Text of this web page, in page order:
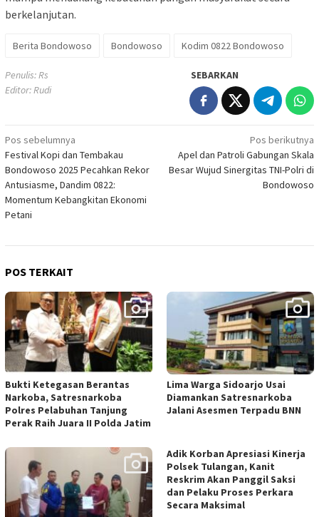
berkelanjutan.
Berita Bondowoso Bondowoso Kodim 0822 Bondowoso
Penulis: Rs
Editor: Rudi
SEBARKAN
Navigasi
pos
Pos sebelumnya
Festival Kopi dan Tembakau
Bondowoso 2025 Pecahkan Rekor
Antusiasme, Dandim 0822:
Momentum Kebangkitan Ekonomi
Petani
Pos berikutnya
Apel dan Patroli Gabungan Skala
Besar Wujud Sinergitas TNI-Polri di
Bondowoso
POS TERKAIT
Bukti Ketegasan Berantas
Narkoba, Satresnarkoba
Polres Pelabuhan Tanjung
Perak Raih Juara II Polda Jatim
Lima Warga Sidoarjo Usai
Diamankan Satresnarkoba
Jalani Asesmen Terpadu BNN
Adik Korban Apresiasi Kinerja
Polsek Tulangan, Kanit
Reskrim Akan Panggil Saksi
dan Pelaku Proses Perkara
Secara Maksimal